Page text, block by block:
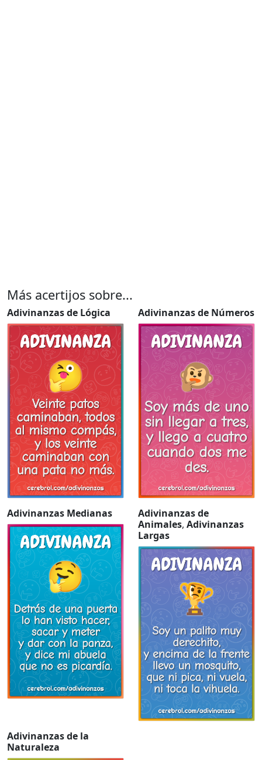
Más acertijos sobre...
Adivinanzas de Lógica Adivinanzas de Números
Adivinanzas Medianas
Adivinanzas de
Animales, Adivinanzas
Largas
Adivinanzas de la
Naturaleza